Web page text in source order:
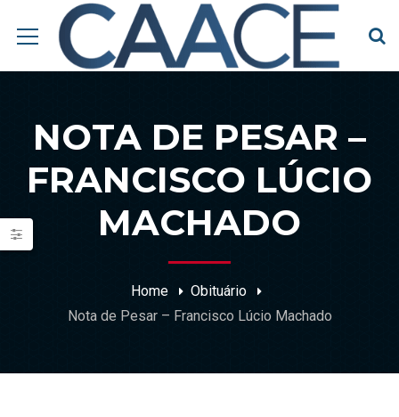
NOTA DE PESAR –
FRANCISCO LÚCIO
MACHADO
Home
Obituário
Nota de Pesar – Francisco Lúcio Machado